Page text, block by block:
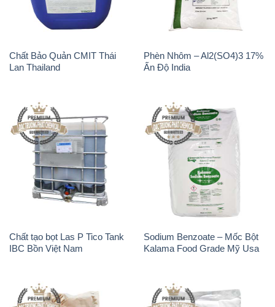
Chất Bảo Quản CMIT Thái
Lan Thailand
Phèn Nhôm – Al2(SO4)3 17%
Ấn Độ India
Chất tạo bọt Las P Tico Tank
IBC Bồn Việt Nam
Sodium Benzoate – Mốc Bột
Kalama Food Grade Mỹ Usa